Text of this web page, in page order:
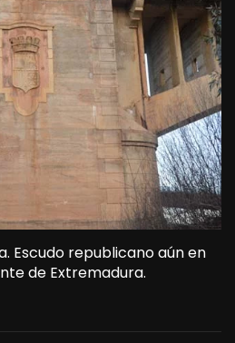
Escudo republicano aún en
de Extremadura.